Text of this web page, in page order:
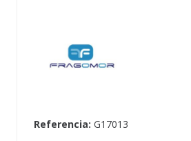
Referencia: G17013